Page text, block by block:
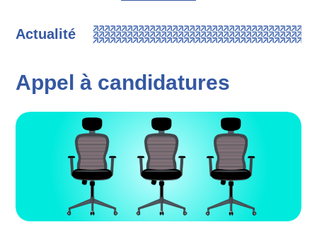
Actualité
Appel à candidatures